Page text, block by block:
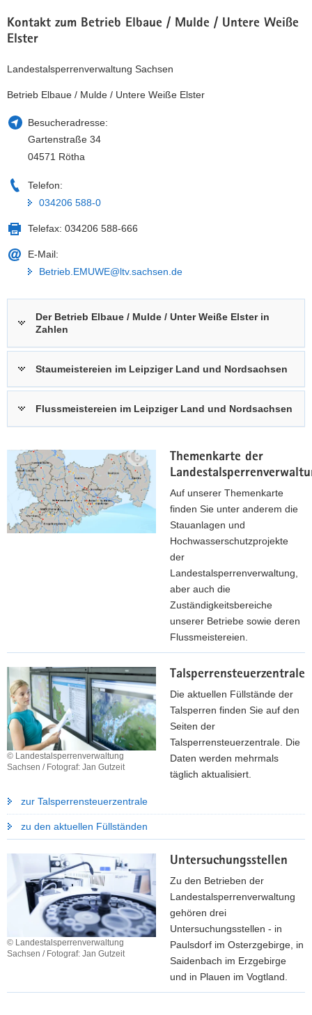
Hauptaufgabe.
Kontakt zum Betrieb Elbaue / Mulde / Untere Weiße
Elster
Landestalsperrenverwaltung Sachsen
Betrieb Elbaue / Mulde / Untere Weiße Elster
Besucheradresse:
Gartenstraße 34
04571 Rötha
Telefon:
034206 588-0
Telefax: 034206 588-666
E-Mail:
Betrieb.EMUWE@ltv.sachsen.de
Der Betrieb Elbaue / Mulde / Unter Weiße Elster in
Zahlen
Staumeistereien im Leipziger Land und Nordsachsen
Flussmeistereien im Leipziger Land und Nordsachsen
Themenkarte der
Auf unserer Themenkarte
finden Sie unter anderem die
Stauanlagen und
Hochwasserschutzprojekte
der
Landestalsperrenverwaltung,
aber auch die
Zuständigkeitsbereiche
unserer Betriebe sowie deren
Flussmeistereien.
r
T
h
e
m
e
k
t
Talsperrensteuerzentrale
© Landestalsperrenverwaltung
Sachsen / Fotograf: Jan Gutzeit
Die aktuellen Füllstände der
Talsperren finden Sie auf den
Seiten der
Talsperrensteuerzentrale. Die
Daten werden mehrmals
täglich aktualisiert.
zur Talsperrensteuerzentrale
zu den aktuellen Füllständen
Untersuchungsstellen
© Landestalsperrenverwaltung
Sachsen / Fotograf: Jan Gutzeit
Zu den Betrieben der
Landestalsperrenverwaltung
gehören drei
Untersuchungsstellen - in
Paulsdorf im Osterzgebirge, in
Saidenbach im Erzgebirge
und in Plauen im Vogtland.